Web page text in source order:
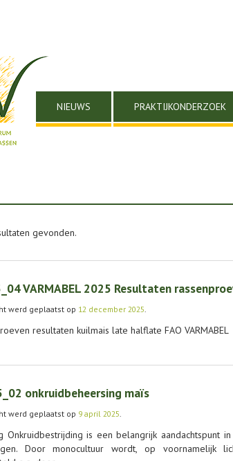
NIEUWS PRAKTIJKONDERZOEK
gevonden.
VARMABEL 2025 Resultaten
werd geplaatst op 12 december 2025.
resultaten kuilmais late halflate FAO VARMABEL
onkruidbeheersing maïs
werd geplaatst op 9 april 2025.
Onkruidbestrijding is een belangrijk aandachtspunt
Door monocultuur wordt, op voornamelijk